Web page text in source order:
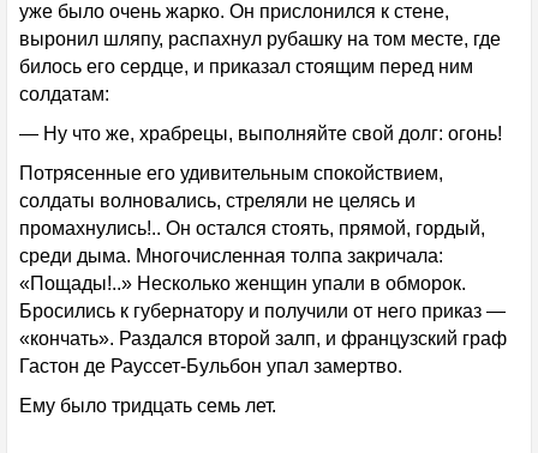
уже было очень жарко. Он прислонился к стене,
выронил шляпу, распахнул рубашку на том месте, где
билось его сердце, и приказал стоящим перед ним
солдатам:
— Ну что же, храбрецы, выполняйте свой долг: огонь!
Потрясенные его удивительным спокойствием,
солдаты волновались, стреляли не целясь и
промахнулись!.. Он остался стоять, прямой, гордый,
среди дыма. Многочисленная толпа закричала:
«Пощады!..» Несколько женщин упали в обморок.
Бросились к губернатору и получили от него приказ —
«кончать». Раздался второй залп, и французский граф
Гастон де Рауссет-Бульбон упал замертво.
Ему было тридцать семь лет.